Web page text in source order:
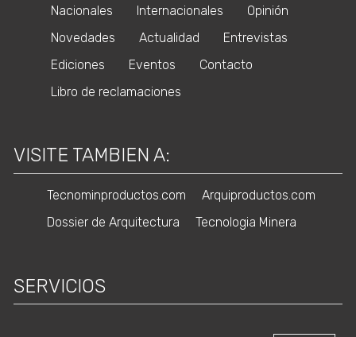
Nacionales Internacionales
Opinión
Novedades
Actualidad
Entrevistas
Ediciones
Eventos
Contacto
Libro de reclamaciones
VISITE TAMBIEN A:
Tecnominproductos.com
Arquiproductos.com
Dossier de Arquitectura
Tecnologia Minera
SERVICIOS